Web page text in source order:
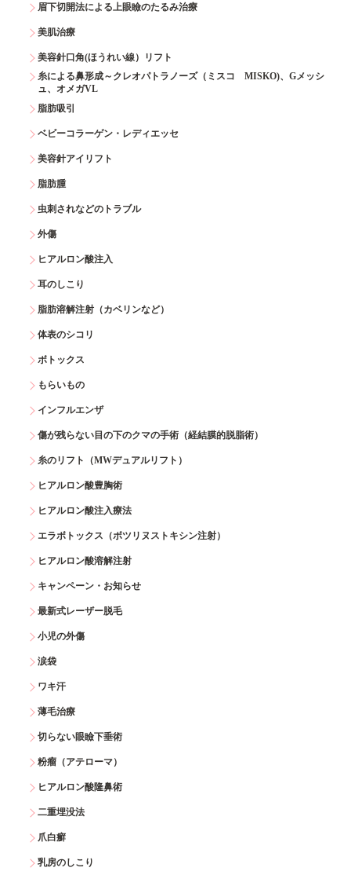
眉下切開法による上眼瞼のたるみ治療
美肌治療
美容針口角(ほうれい線）リフト
糸による鼻形成～クレオパトラノーズ（ミスコ MISKO)、Gメッシ
ュ、オメガVL
脂肪吸引
ベビーコラーゲン・レディエッセ
美容針アイリフト
脂肪腫
虫刺されなどのトラブル
外傷
ヒアルロン酸注入
耳のしこり
脂肪溶解注射（カベリンなど）
体表のシコリ
ボトックス
もらいもの
インフルエンザ
傷が残らない目の下のクマの手術（経結膜的脱脂術）
糸のリフト（MWデュアルリフト）
ヒアルロン酸豊胸術
ヒアルロン酸注入療法
エラボトックス（ボツリヌストキシン注射）
ヒアルロン酸溶解注射
キャンペーン・お知らせ
最新式レーザー脱毛
小児の外傷
涙袋
ワキ汗
薄毛治療
切らない眼瞼下垂術
粉瘤（アテローマ）
ヒアルロン酸隆鼻術
二重埋没法
爪白癬
乳房のしこり